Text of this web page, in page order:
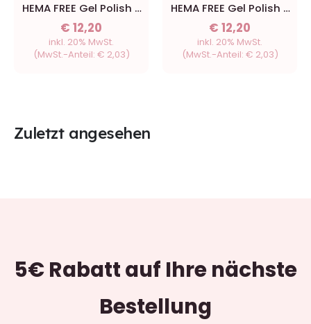
HEMA FREE Gel Polish -
125 Cocoa - 8ml
€ 12,20
inkl. 20% MwSt.
(MwSt.-Anteil: € 2,03)
HEMA FREE Gel Polish -
117 Nordic Violet - 8ml
€ 12,20
inkl. 20% MwSt.
(MwSt.-Anteil: € 2,03)
Zuletzt angesehen
5€ Rabattauf Ihre nächste
Bestellung